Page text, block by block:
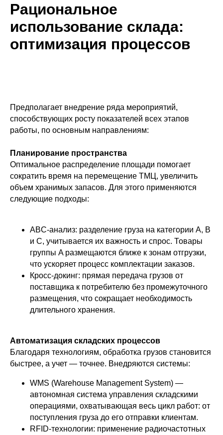
Рациональное
использование склада:
оптимизация процессов
Предполагает внедрение ряда мероприятий,
способствующих росту показателей всех этапов
работы, по основным направлениям:
Планирование пространства
Оптимальное распределение площади помогает
сократить время на перемещение ТМЦ, увеличить
объем хранимых запасов. Для этого применяются
следующие подходы:
ABC-анализ: разделение груза на категории A, B
и C, учитывается их важность и спрос. Товары
группы A размещаются ближе к зонам отгрузки,
что ускоряет процесс комплектации заказов.
Кросс-докинг: прямая передача грузов от
поставщика к потребителю без промежуточного
размещения, что сокращает необходимость
длительного хранения.
Автоматизация складских процессов
Благодаря технологиям, обработка грузов становится
быстрее, а учет — точнее. Внедряются системы:
WMS (Warehouse Management System) —
автономная система управления складскими
операциями, охватывающая весь цикл работ: от
поступления груза до его отправки клиентам.
RFID-технологии: применение радиочастотных